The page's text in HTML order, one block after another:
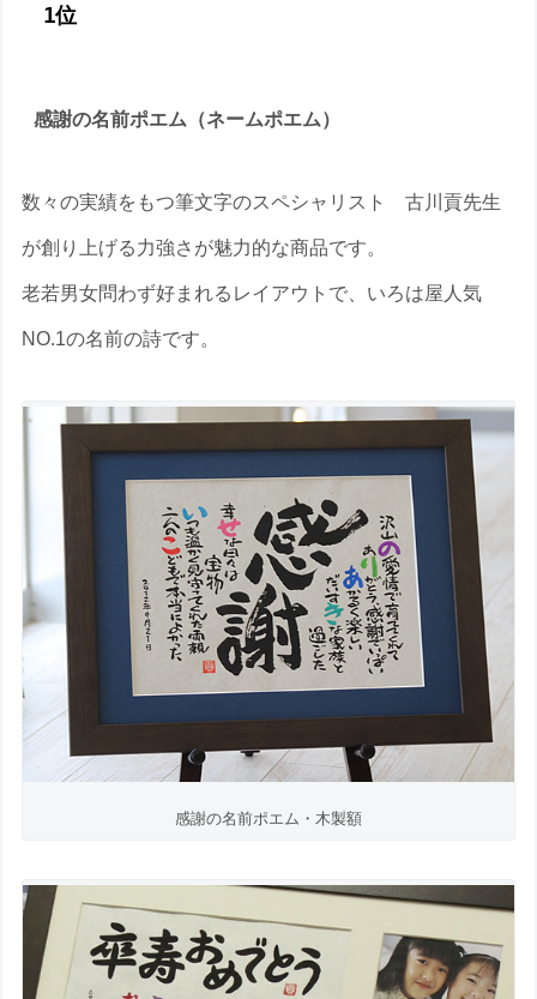
1位
感謝の名前ポエム（ネームポエム）
数々の実績をもつ筆文字のスペシャリスト 古川貢先生
が創り上げる力強さが魅力的な商品です。
老若男女問わず好まれるレイアウトで、いろは屋人気
NO.1の名前の詩です。
感謝の名前ポエム・木製額